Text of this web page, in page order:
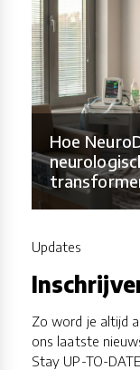
Hoe
Updates
Zo word je altijd
ons laatste
Stay UP-TO-